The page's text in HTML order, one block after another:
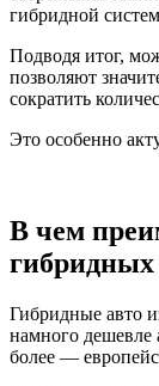
гибридной
Подводя итог,
позволяют
сократить
Это особенно
В чем
гибридных
Гибридные авто
намного дешевле
более —